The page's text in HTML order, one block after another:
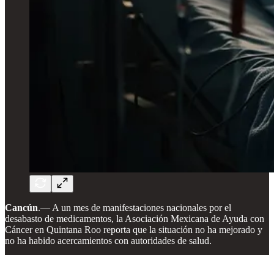
Cancún.— A un mes de manifestaciones nacionales por el
desabasto de medicamentos, la Asociación Mexicana de Ayuda con
Cáncer en Quintana Roo reporta que la situación no ha mejorado y
no ha habido acercamientos con autoridades de salud.